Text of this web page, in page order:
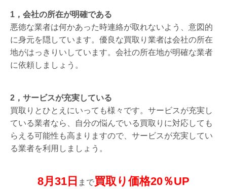
1，会社の所在が明確である
悪徳な業者は何かあった時連絡が取れないよう、意図的
に身元を隠しています。優良な買取り業者は会社の所在
地がはっきりいしています。会社の所在地が明確な業者
に依頼しましょう。
2，サービスが充実している
買取りとひとえにいっても様々です。サービスが充実し
ている業者なら、自分の悩んでいる買取りに対応しても
らえる可能性も高まりますので、サービスが充実してい
る業者を利用しましょう。
8月31日 まで買取り価格20％UP